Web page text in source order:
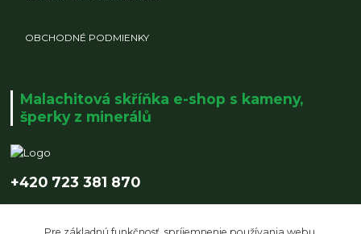
OBCHODNÉ PODMIENKY
Malachitová skříňka e-shop s kameny,
šperky z minerálů
+420 723 381 870